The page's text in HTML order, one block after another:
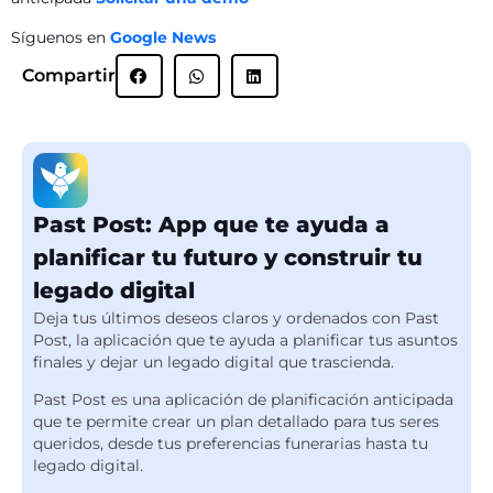
Síguenos en Google News
Compartir
Past Post: App que te ayuda a
planificar tu futuro y construir tu
legado digital
Deja tus últimos deseos claros y ordenados con Past
Post, la aplicación que te ayuda a planificar tus asuntos
finales y dejar un legado digital que trascienda.
Past Post es una aplicación de planificación anticipada
que te permite crear un plan detallado para tus seres
queridos, desde tus preferencias funerarias hasta tu
legado digital.